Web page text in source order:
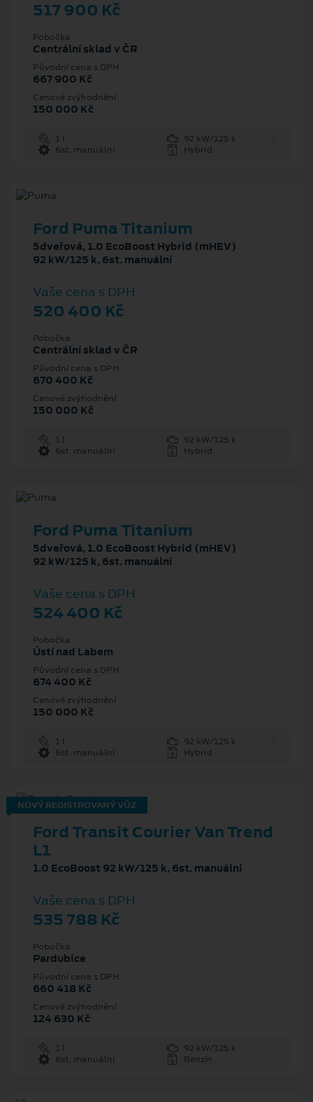
517 900 Kč
Pobočka
Centrální sklad v ČR
Původní cena s DPH
667 900 Kč
Cenové zvýhodnění
150 000 Kč
1 l
92 kW/125 k
6st. manuální
Hybrid
Ford Puma Titanium
5dveřová, 1.0 EcoBoost Hybrid (mHEV)
92 kW/125 k, 6st. manuální
Vaše cena s DPH
520 400 Kč
Pobočka
Centrální sklad v ČR
Původní cena s DPH
670 400 Kč
Cenové zvýhodnění
150 000 Kč
1 l
92 kW/125 k
6st. manuální
Hybrid
Ford Puma Titanium
5dveřová, 1.0 EcoBoost Hybrid (mHEV)
92 kW/125 k, 6st. manuální
Vaše cena s DPH
524 400 Kč
Pobočka
Ústí nad Labem
Původní cena s DPH
674 400 Kč
Cenové zvýhodnění
150 000 Kč
1 l
92 kW/125 k
6st. manuální
Hybrid
NOVÝ REGISTROVANÝ VŮZ
Ford Transit Courier Van Trend
L1
1.0 EcoBoost 92 kW/125 k, 6st. manuální
Vaše cena s DPH
535 788 Kč
Pobočka
Pardubice
Původní cena s DPH
660 418 Kč
Cenové zvýhodnění
124 630 Kč
1 l
92 kW/125 k
6st. manuální
Benzín